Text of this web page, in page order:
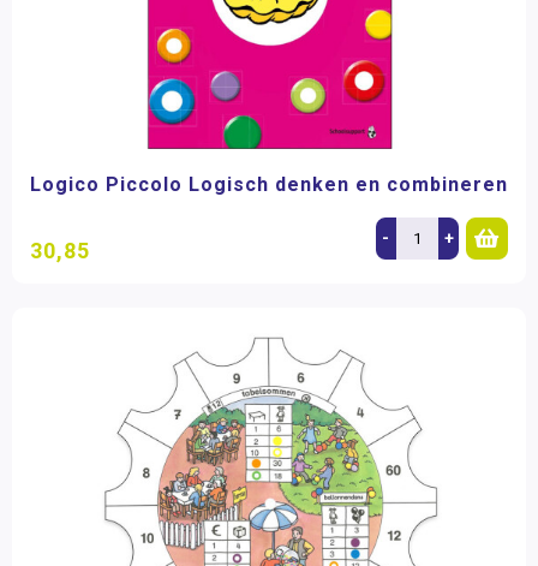
Logico Piccolo Logisch denken en combineren
30,85 - +